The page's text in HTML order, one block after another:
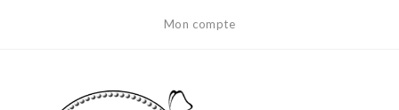
Mon compte